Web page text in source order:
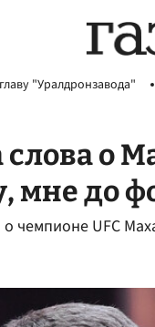
"Уралдронзавода"
о
мне до
чемпионе UFC